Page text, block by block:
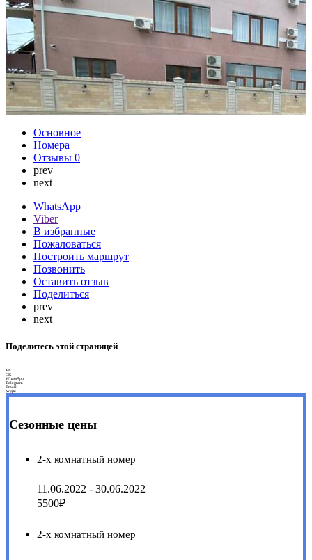
Основное
Номера
Отзывы 0
prev
next
WhatsApp
Viber
В избранные
Пожаловаться
Построить маршрут
Позвонить
Оставить отзыв
Поделиться
prev
next
Поделитесь этой страницей
VK
OK
WhatsApp
Telegram
Email
Skype
Сезонные цены
2-х комнатный номер
11.06.2022 - 30.06.2022
5500₽
2-х комнатный номер